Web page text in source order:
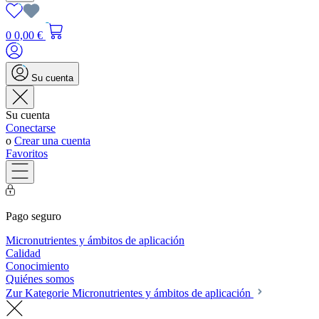
0 0,00 €
Su cuenta
Su cuenta
Conectarse
o Crear una cuenta
Favoritos
Pago seguro
Micronutrientes y ámbitos de aplicación
Calidad
Conocimiento
Quiénes somos
Zur Kategorie Micronutrientes y ámbitos de aplicación